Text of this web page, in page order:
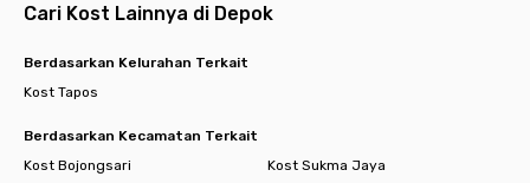
Cari Kost Lainnya di Depok
Berdasarkan Kelurahan Terkait
Kost Tapos
Berdasarkan Kecamatan Terkait
Kost Bojongsari
Kost Sukma Jaya